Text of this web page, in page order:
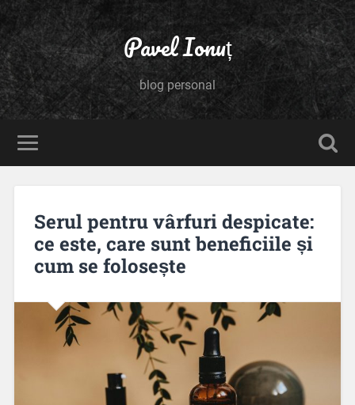
Pavel Ionuț
blog personal
Serul pentru vârfuri despicate:
ce este, care sunt beneficiile și
cum se folosește